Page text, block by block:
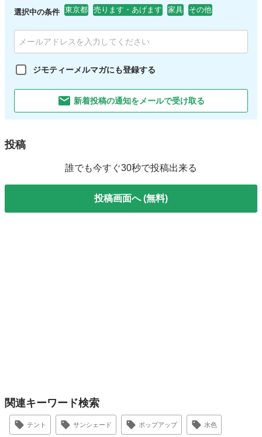
選択中の条件 東京都 売ります・あげます 家具 その他
ジモティーメルマガにも登録する
新着投稿の通知をメールで受け取る
投稿
誰でも今すぐ30秒で投稿出来る
投稿画面へ (無料)
関連キーワード検索
テント サンシェード ポップアップ 水色